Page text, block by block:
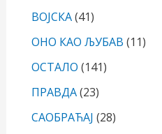
ВОЈСКА(41)
ОНО КАО ЉУБАВ (11)
ОСТАЛО (141)
ПРАВДА(23)
САОБРАЋАЈ (28)